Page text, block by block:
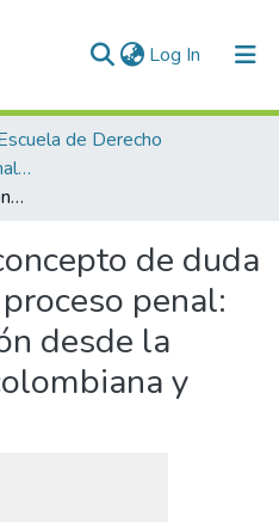
Log In (current)
de Derecho
Maestría en Derecho Penal (tesis)
El concepto de duda razonable en el proceso penal: una aproximación desde la jurisprudencia colombiana y española
de duda
penal:
desde la
y